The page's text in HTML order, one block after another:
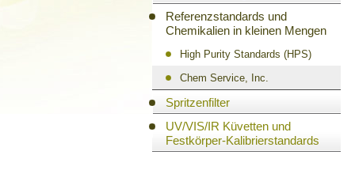
Referenzstandards und
Chemikalien in kleinen Mengen
High Purity Standards (HPS)
Chem Service, Inc.
Spritzenfilter
UV/VIS/IR Küvetten und
Festkörper-Kalibrierstandards